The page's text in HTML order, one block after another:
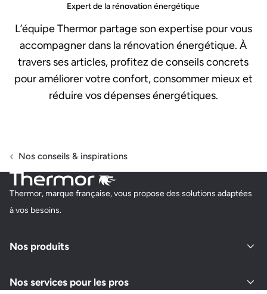
Expert de la rénovation énergétique
L’équipe Thermor partage son expertise pour vous
accompagner dans la rénovation énergétique. À
travers ses articles, profitez de conseils concrets
pour améliorer votre confort, consommer mieux et
réduire vos dépenses énergétiques.
Nos conseils & inspirations
Thermor, marque française, vous propose des solutions adaptées
à vos besoins.
Nos produits
Nos services pour les pros